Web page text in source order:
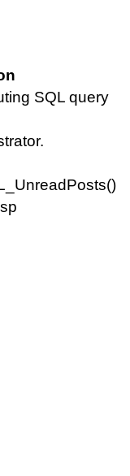
SQL query